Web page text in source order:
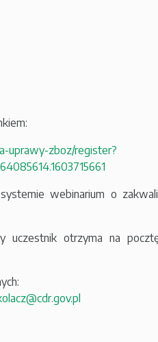
uprawy-zboz/register?
webinarium o
uczestnik otrzyma na